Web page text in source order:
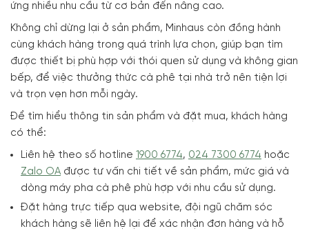
ứng nhiều nhu cầu từ cơ bản đến nâng cao.
Không chỉ dừng lại ở sản phẩm, Minhaus còn đồng hành
cùng khách hàng trong quá trình lựa chọn, giúp bạn tìm
được thiết bị phù hợp với thói quen sử dụng và không gian
bếp, để việc thưởng thức cà phê tại nhà trở nên tiện lợi
và trọn vẹn hơn mỗi ngày.
Để tìm hiểu thông tin sản phẩm và đặt mua, khách hàng
có thể:
Liên hệ theo số hotline 1900 6774, 024 7300 6774 hoặc
Zalo OA được tư vấn chi tiết về sản phẩm, mức giá và
dòng máy pha cà phê phù hợp với nhu cầu sử dụng.
Đặt hàng trực tiếp qua website, đội ngũ chăm sóc
khách hàng sẽ liên hệ lại để xác nhận đơn hàng và hỗ